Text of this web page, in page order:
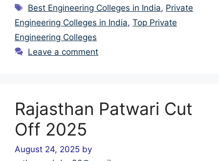
Tags
Best Engineering Colleges in India, Private
Engineering Colleges in India, Top Private
Engineering Colleges
Leave a comment
Rajasthan Patwari Cut
Off 2025
August 24, 2025 by